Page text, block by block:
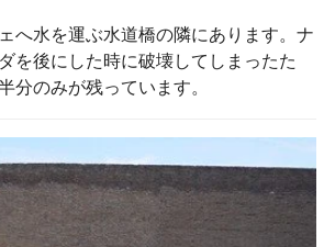
へ水を運ぶ水道橋の隣にあります。ナ
を後にした時に破壊してしまったた
分のみが残っています。